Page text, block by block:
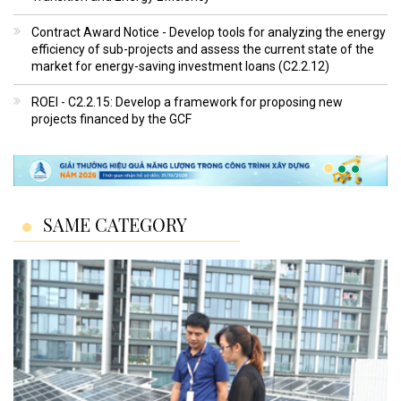
Contract Award Notice - Develop tools for analyzing the energy
efficiency of sub-projects and assess the current state of the
market for energy-saving investment loans (C2.2.12)
ROEI - C2.2.15: Develop a framework for proposing new
projects financed by the GCF
SAME CATEGORY